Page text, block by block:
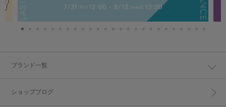
ブランド一覧
ショップブログ